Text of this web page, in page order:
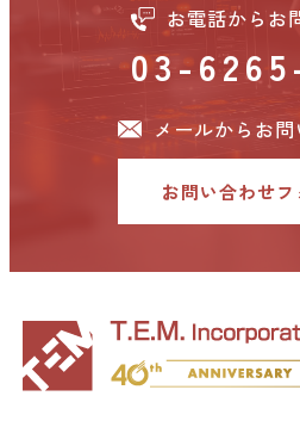
お電話からお
03-
メールからお
お問い合わせ